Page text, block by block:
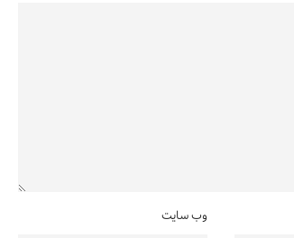
وب سایت